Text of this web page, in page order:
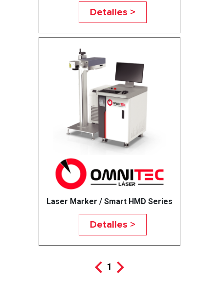
Detalles >
Laser Marker / Smart HMD Series
Detalles >
1